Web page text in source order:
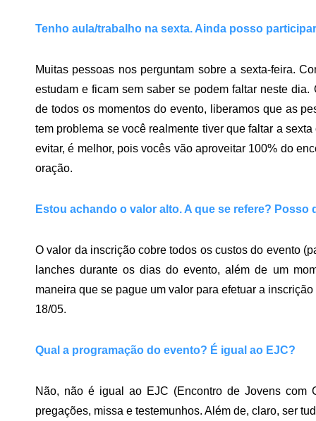
Tenho aula/trabalho na sexta. Ainda posso
Muitas pessoas nos perguntam sobre a sexta-feira.
estudam e ficam sem saber se podem faltar neste
de todos os momentos do evento, liberamos que as
tem problema se você realmente tiver que faltar a
evitar, é melhor, pois vocês vão aproveitar 100% do
oração.
Estou achando o valor alto. A que se refere? Posso
O valor da inscrição cobre todos os custos do evento
lanches durante os dias do evento, além de um
maneira que se pague um valor para efetuar a
18/05.
Qual a programação do evento? É igual ao EJC?
Não, não é igual ao EJC (Encontro de Jovens com
pregações, missa e testemunhos. Além de, claro, ser